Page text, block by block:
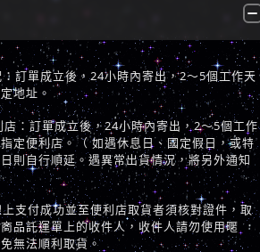
訂單成立後，24小時內寄出，2～5個工作天
地址。
：訂單成立後，24小時內寄出，2～5個工作
定便利店。（ 如遇休息日、國定假日，或特
則自行順延。遇異常出貨情況，將另外通知
支付成功並至便利店取貨者須核對證件，取
品託運單上的收件人，收件人請勿使用暱
無法順利取貨。